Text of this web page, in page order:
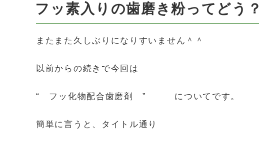
フッ素入りの歯磨き粉ってどう？
またまた久しぶりになりすいません＾＾
以前からの続きで今回は
“ フッ化物配合歯磨剤 ” についてです。
簡単に言うと、タイトル通り